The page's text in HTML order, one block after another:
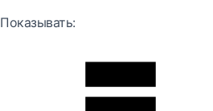
Показывать: